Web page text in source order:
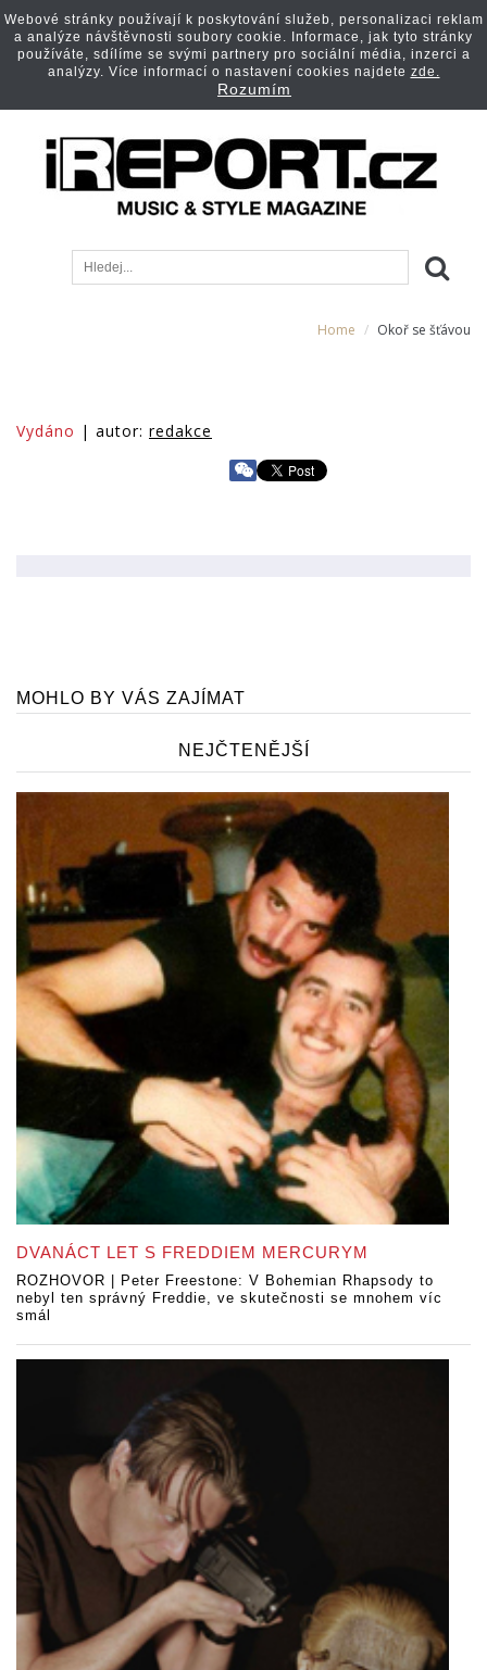
Home Okoř se šťávou
Vydáno | autor: redakce
MOHLO BY VÁS ZAJÍMAT
NEJČTENĚJŠÍ
DVANÁCT LET S FREDDIEM MERCURYM
ROZHOVOR | Peter Freestone: V Bohemian Rhapsody to
nebyl ten správný Freddie, ve skutečnosti se mnohem víc
smál
Webové stránky používají k poskytování služeb, personalizaci reklam
a analýze návštěvnosti soubory cookie. Informace, jak tyto stránky
používáte, sdílíme se svými partnery pro sociální média, inzerci a
analýzy. Více informací o nastavení cookies najdete zde.
Rozumím